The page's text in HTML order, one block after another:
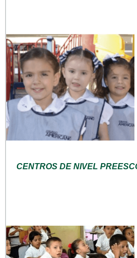
CENTROS DE NIVEL